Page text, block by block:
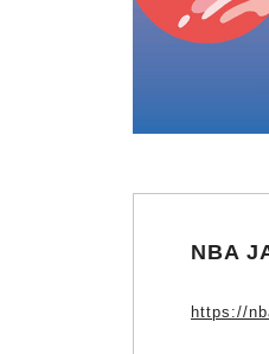
NBA
https://